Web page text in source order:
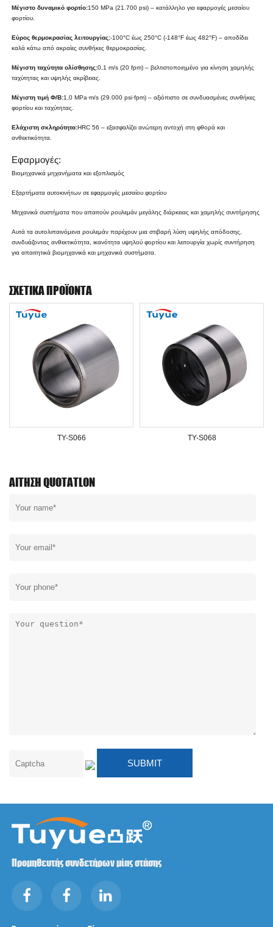
Μέγιστο δυναμικό φορτίο:150 MPa (21.700 psi) – κατάλληλο για εφαρμογές μεσαίου
φορτίου.
Εύρος θερμοκρασίας λειτουργίας:-100°C έως 250°C (-148°F έως 482°F) – αποδίδει
καλά κάτω από ακραίες συνθήκες θερμοκρασίας.
Μέγιστη ταχύτητα ολίσθησης:0,1 m/s (20 fpm) – βελτιστοποιημένο για κίνηση χαμηλής
ταχύτητας και υψηλής ακρίβειας.
Μέγιστη τιμή Φ/Β:1,0 MPa·m/s (29.000 psi·fpm) – αξιόπιστο σε συνδυασμένες συνθήκες
φορτίου και ταχύτητας.
Ελάχιστη σκληρότητα:HRC 56 – εξασφαλίζει ανώτερη αντοχή στη φθορά και
ανθεκτικότητα.
Εφαρμογές:
Βιομηχανικά μηχανήματα και εξοπλισμός
Εξαρτήματα αυτοκινήτων σε εφαρμογές μεσαίου φορτίου
Μηχανικά συστήματα που απαιτούν ρουλεμάν μεγάλης διάρκειας και χαμηλής συντήρησης
Αυτά τα αυτολιπαινόμενα ρουλεμάν παρέχουν μια στιβαρή λύση υψηλής απόδοσης,
συνδυάζοντας ανθεκτικότητα, ικανότητα υψηλού φορτίου και λειτουργία χωρίς συντήρηση
για απαιτητικά βιομηχανικά και μηχανικά συστήματα.
ΣΧΕΤΙΚΆ ΠΡΟΪΌΝΤΑ
TY-S066 TY-S068
ΑΊΤΗΣΗ QUOTATLON
Προμηθευτής συνδετήρων μίας στάσης